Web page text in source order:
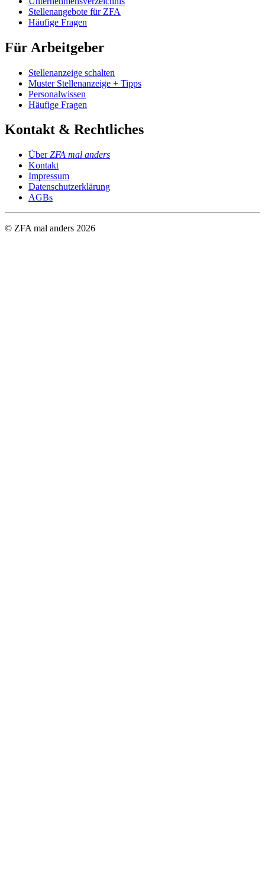
Stellenangebote für ZFA
Häufige Fragen
Für Arbeitgeber
Stellenanzeige schalten
Muster Stellenanzeige + Tipps
Personalwissen
Häufige Fragen
Kontakt & Rechtliches
ÜberZFA mal anders
Kontakt
Impressum
Datenschutzerklärung
AGBs
© ZFA mal anders 2026